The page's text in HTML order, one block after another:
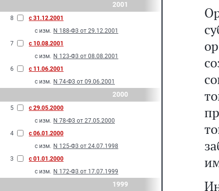
2001
8
с 31.12.2001
с изм. N 188-Ф3 от 29.12.2001
7
с 10.08.2001
с изм. N 123-Ф3 от 08.08.2001
6
с 11.06.2001
с изм. N 74-Ф3 от 09.06.2001
2000
5
с 29.05.2000
с изм. N 78-Ф3 от 27.05.2000
4
с 06.01.2000
с изм. N 125-Ф3 от 24.07.1998
3
с 01.01.2000
с изм. N 172-Ф3 от 17.07.1999
1999